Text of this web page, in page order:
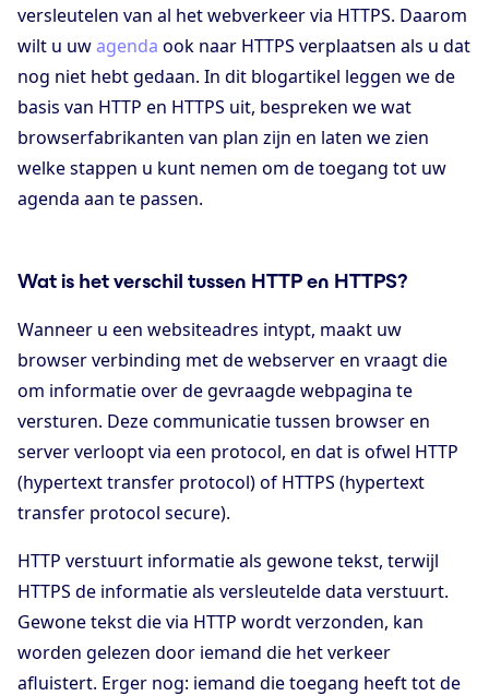
versleutelen van al het webverkeer via HTTPS. Daarom
wilt u uwagenda ook naar HTTPS verplaatsen als u dat
nog niet hebt gedaan. In dit blogartikel leggen we de
basis van HTTP en HTTPS uit, bespreken we wat
browserfabrikanten van plan zijn en laten we zien
welke stappen u kunt nemen om de toegang tot uw
agenda aan te passen.
Wat is het verschil tussen HTTP en HTTPS?
Wanneer u een websiteadres intypt, maakt uw
browser verbinding met de webserver en vraagt die
om informatie over de gevraagde webpagina te
versturen. Deze communicatie tussen browser en
server verloopt via een protocol, en dat is ofwel HTTP
(hypertext transfer protocol) of HTTPS (hypertext
transfer protocol secure).
HTTP verstuurt informatie als gewone tekst, terwijl
HTTPS de informatie als versleutelde data verstuurt.
Gewone tekst die via HTTP wordt verzonden, kan
worden gelezen door iemand die het verkeer
afluistert. Erger nog: iemand die toegang heeft tot de